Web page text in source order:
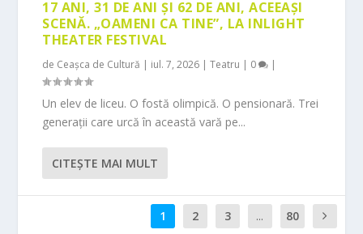
17 ANI, 31 DE ANI ȘI 62 DE ANI, ACEEAȘI
SCENĂ. „OAMENI CA TINE”, LA INLIGHT
THEATER FESTIVAL
de Ceașca de Cultură | iul. 7, 2026 |Teatru | 0 |
Un elev de liceu. O fostă olimpică. O pensionară. Trei
generații care urcă în această vară pe...
CITEŞTE MAI MULT
1 2 3 ... 80